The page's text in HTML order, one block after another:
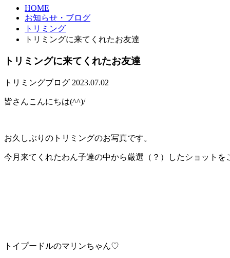
HOME
お知らせ・ブログ
トリミング
トリミングに来てくれたお友達
トリミングに来てくれたお友達
トリミングブログ 2023.07.02
皆さんこんにちは(^^)/
お久しぶりのトリミングのお写真です。
今月来てくれたわん子達の中から厳選（？）したショットを
トイプードルのマリンちゃん♡